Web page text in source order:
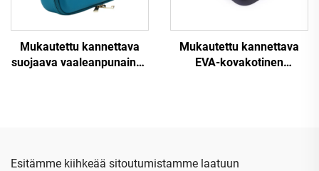
Mukautettu kannettava
suojaava vaaleanpunainen
Mukautettu kannettava
EVA-kovakotinen
Esitämme kiihkeää sitoutumistamme laatuun